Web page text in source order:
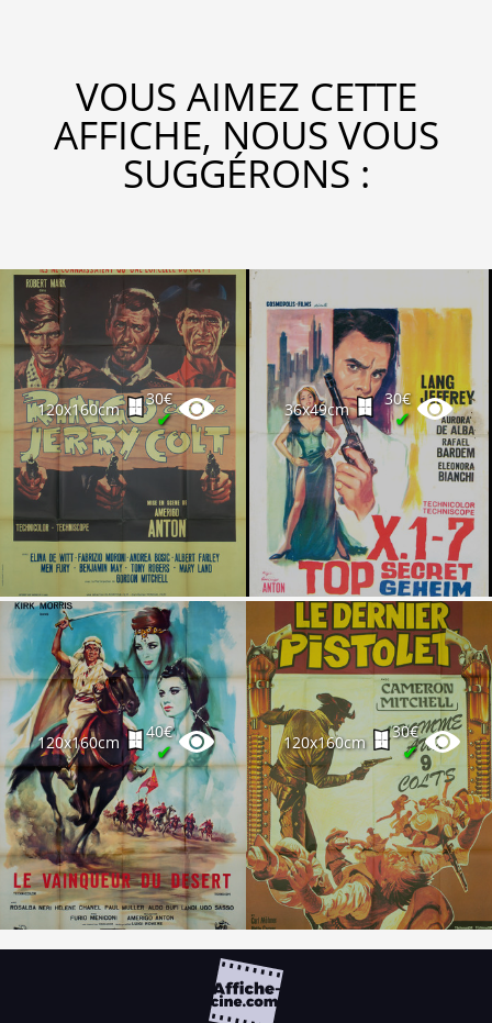
VOUS AIMEZ CETTE
AFFICHE, NOUS VOUS
SUGGÉRONS :
120x160cm
30€
✔ 36x49cm
30€
✔
120x160cm
40€
✔ 120x160cm
30€
✔